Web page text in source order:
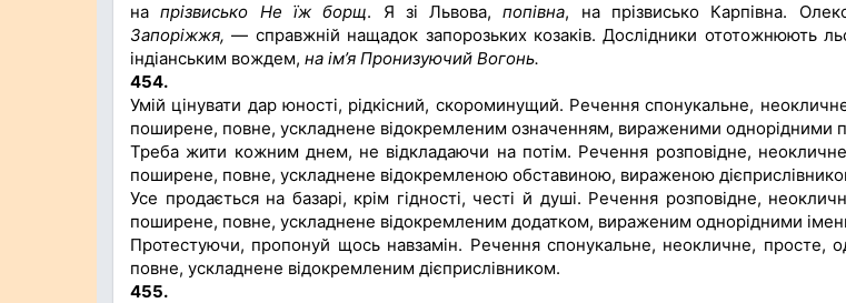
напрізвисько Не їж борщ. Я зі Львова,попівна, на прізвисько Карпівна.
Запоріжжя, — справжній нащадок запорозьких козаків. Дослідники ототожнюють
індіанським вождем, на ім’я Пронизуючий Вогонь.
454.
Умій цінувати дар юності, рідкісний, скороминущий. Речення спонукальне,
поширене, повне, ускладнене відокремленим означенням, вираженими однорідними
Треба жити кожним днем, не відкладаючи на потім. Речення розповідне,
поширене, повне, ускладнене відокремленою обставиною, вираженою
Усе продається на базарі, крім гідності, честі й душі. Речення розповідне,
поширене, повне, ускладнене відокремленим додатком, вираженим однорідними
Протестуючи, пропонуй щось навзамін. Речення спонукальне, неокличне, просте,
повне, ускладнене відокремленим дієприслівником.
455.